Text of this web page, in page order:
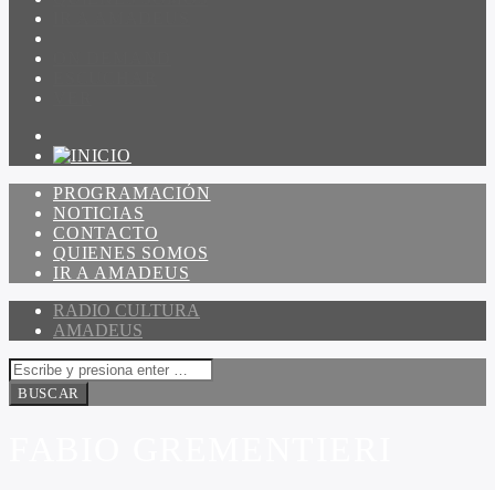
PROGRAMACIÓN
NOTICIAS
CONTACTO
QUIENES SOMOS
IR A AMADEUS
RADIO CULTURA
AMADEUS